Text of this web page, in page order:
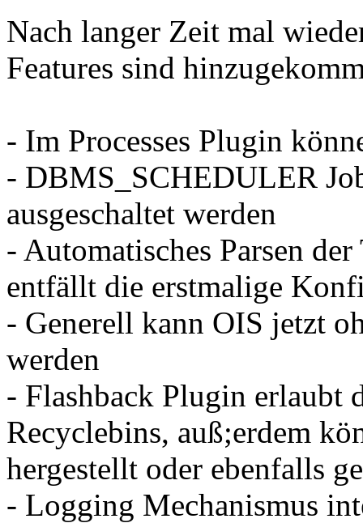
Nach langer Zeit mal
Features sind
- Im Processes Plugin
- DBMS_SCHEDULER
ausgeschaltet werden
- Automatisches Parsen
entfällt die erstmalige
- Generell kann OIS jetzt
werden
- Flashback Plugin erlaubt
Recyclebins, auß;erdem
hergestellt oder ebenfalls
- Logging Mechanismus